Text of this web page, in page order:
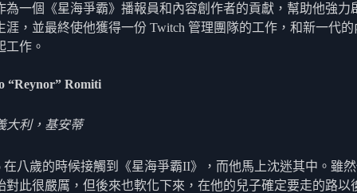
為一個《星海爭霸》播報員和內容創作者的貢獻，幫助他強力
涯，並最終使他獲得一份 Twitch 管理團隊的工作，和新一代的
工作。
“Reynor” Romiti
大利，基安蒂
在八歲的時候接觸到《星海爭霸II》，而他馬上沈迷其中。雖
對此很嚴厲，但後來也軟化下來，在他的兒子確定要走的路以